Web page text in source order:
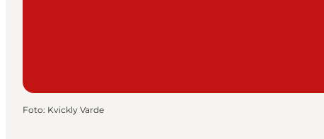
Foto: Kvickly Varde